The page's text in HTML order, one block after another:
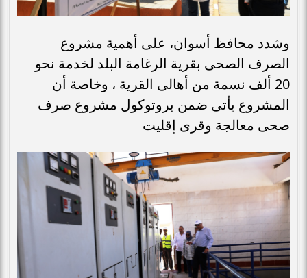
وشدد محافظ أسوان، على أهمية مشروع
الصرف الصحى بقرية الرغامة البلد لخدمة نحو
20 ألف نسمة من أهالى القرية ، وخاصة أن
المشروع يأتى ضمن بروتوكول مشروع صرف
صحى معالجة وقرى إقليت